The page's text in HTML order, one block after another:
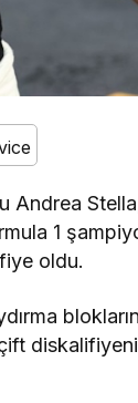
Andrea
1
oldu.